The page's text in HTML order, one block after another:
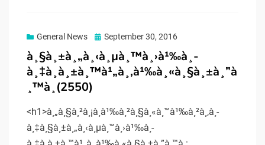
General News
Posted
on
September 30, 2016
à¸§à¸±à¸„à¸‹à¸µà¸™à¸›à¹‰à¸­
à¸‡à¸à¸±à¸™à¹„à¸‚à¹‰à¸«à¸§à¸±à¸”à
¸™à¸(2550)
<h1>à¸„à¸§à¸²à¸¡à¸à¹‰à¸²à¸§à¸«à¸™à¹‰à¸²à¸‚à¸­
à¸‡à¸§à¸±à¸„à¸‹à¸µà¸™à¸›à¹‰à¸­